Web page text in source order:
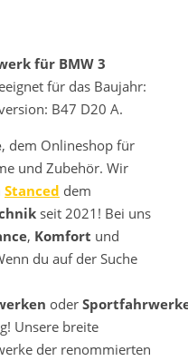
für BMW 3
für das Baujahr:
B47 D20 A.
, dem Onlineshop für
und Zubehör. Wir
Stanced dem
seit 2021! Bei uns
, Komfort und
du auf der Suche
oder
Unsere breite
der renommierten